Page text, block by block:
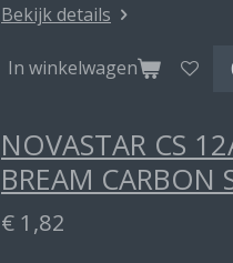
Bekijk details
In winkelwagen
NOVASTAR CS
BREAM CARBON
€ 1,82